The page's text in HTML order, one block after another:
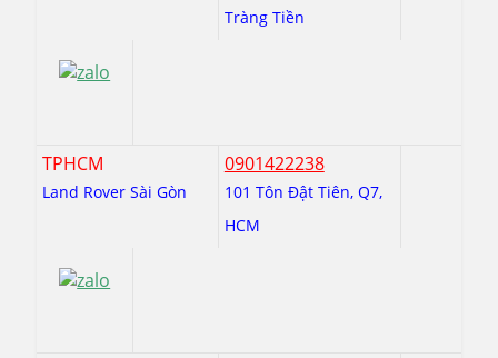
Tràng Tiền
TPHCM
Land Rover Sài Gòn
0901422238
101 Tôn Đật Tiên, Q7,
HCM